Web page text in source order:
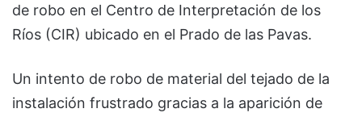
de robo en el Centro de Interpretación de los
Ríos (CIR) ubicado en el Prado de las Pavas.
Un intento de robo de material del tejado de la
instalación frustrado gracias a la aparición de